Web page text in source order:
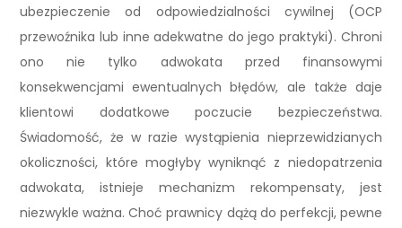
ubezpieczenie od odpowiedzialności cywilnej (OCP
przewoźnika lub inne adekwatne do jego praktyki). Chroni
ono nie tylko adwokata przed finansowymi
konsekwencjami ewentualnych błędów, ale także daje
klientowi dodatkowe poczucie bezpieczeństwa.
Świadomość, że w razie wystąpienia nieprzewidzianych
okoliczności, które mogłyby wyniknąć z niedopatrzenia
adwokata, istnieje mechanizm rekompensaty, jest
niezwykle ważna. Choć prawnicy dążą do perfekcji, pewne